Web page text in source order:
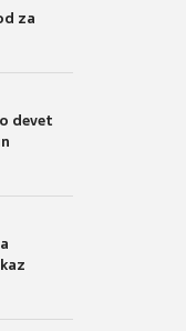
za
devet